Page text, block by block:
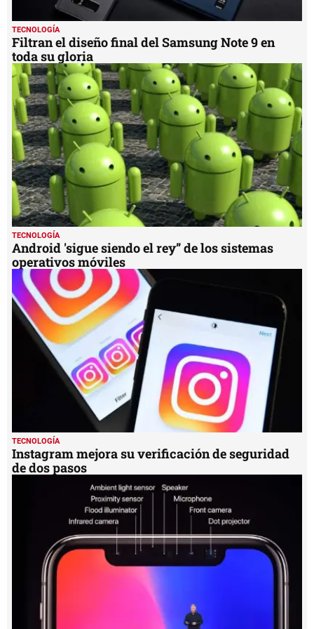
TECNOLOGÍA
Filtran el diseño final del Samsung Note 9 en
toda su gloria
TECNOLOGÍA
Android 'sigue siendo el rey” de los sistemas
operativos móviles
TECNOLOGÍA
Instagram mejora su verificación de seguridad
de dos pasos